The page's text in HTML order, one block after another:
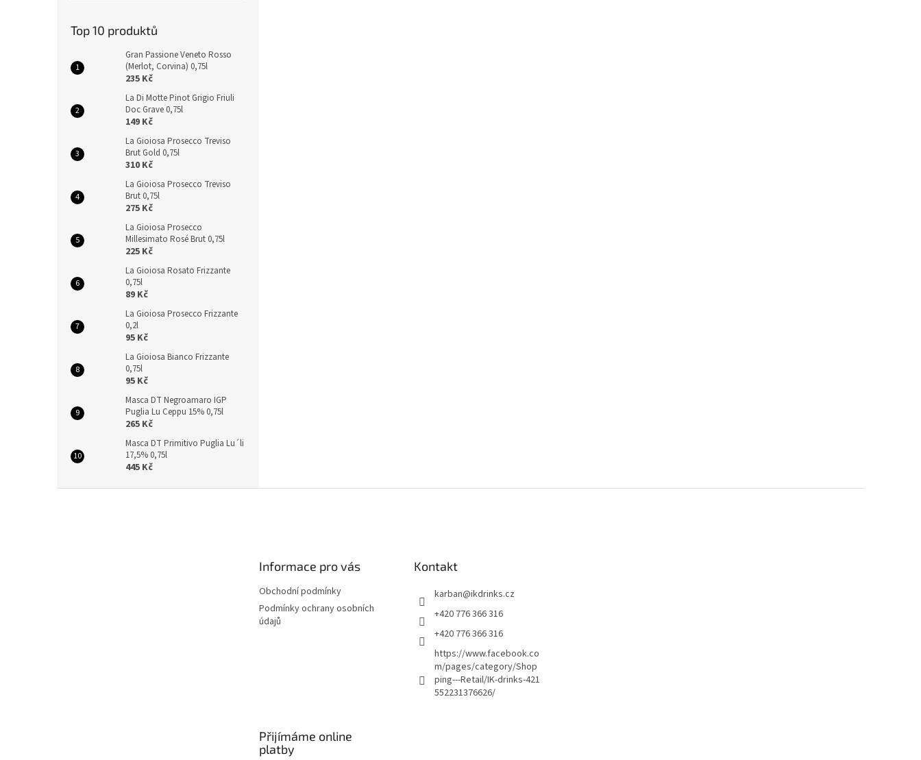
Top 10 produktů
Gran Passione Veneto Rosso
(Merlot, Corvina) 0,75l
235 Kč
La Di Motte Pinot Grigio Friuli
Doc Grave 0,75l
149 Kč
La Gioiosa Prosecco Treviso
Brut Gold 0,75l
310 Kč
La Gioiosa Prosecco Treviso
Brut 0,75l
275 Kč
La Gioiosa Prosecco
Millesimato Rosé Brut 0,75l
225 Kč
La Gioiosa Rosato Frizzante
0,75l
89 Kč
La Gioiosa Prosecco Frizzante
0,2l
95 Kč
La Gioiosa Bianco Frizzante
0,75l
95 Kč
Masca DT Negroamaro IGP
Puglia Lu Ceppu 15% 0,75l
265 Kč
Masca DT Primitivo Puglia Lu´li
17,5% 0,75l
445 Kč
Informace pro vás
Obchodní podmínky
Podmínky ochrany osobních
údajů
Kontakt
karban@ikdrinks.cz
+420 776 366 316
+420 776 366 316
https://www.facebook.co
m/pages/category/Shop
ping---Retail/IK-drinks-421
552231376626/
Přijímáme online
platby